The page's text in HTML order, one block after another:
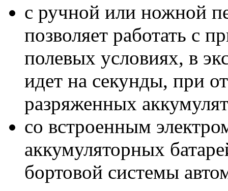
с ручной или ножной
позволяет работать с
полевых условиях, в
идет на секунды, при
разряженных
со встроенным
аккумуляторных
бортовой системы